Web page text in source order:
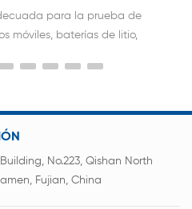
para la prueba de
móviles, baterías de litio,
CD / MD / MP3, y
componentes.
No.223, Qishan North
Fujian, China